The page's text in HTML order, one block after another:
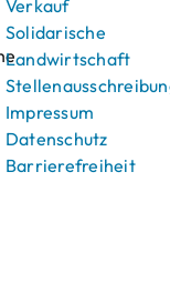
Verkauf
Solidarische
Landwirtschaft
Impressum
Datenschutz
Barrierefreiheit